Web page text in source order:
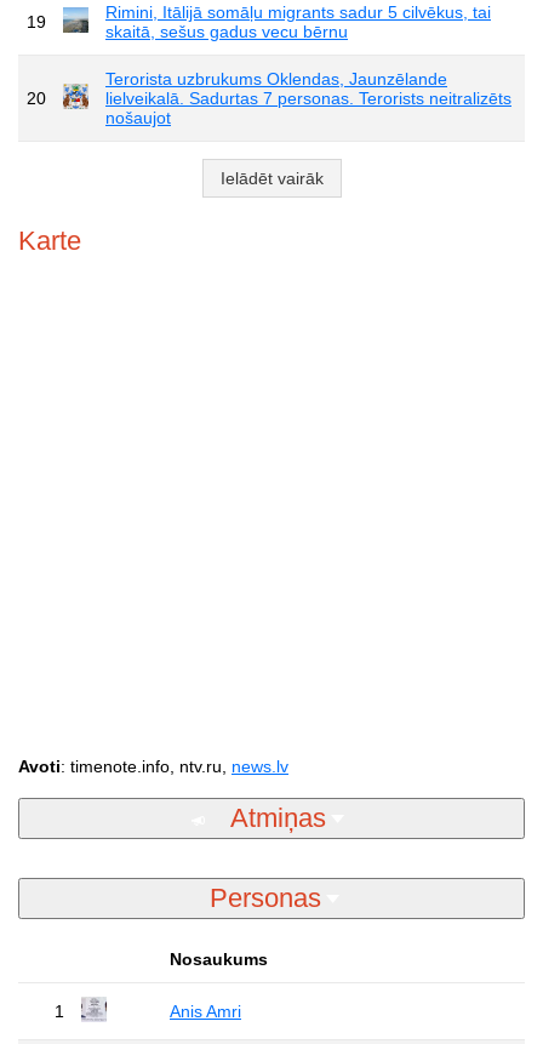
19
Rimini, Itālijā somāļu migrants sadur 5 cilvēkus, tai
skaitā, sešus gadus vecu bērnu
20
Terorista uzbrukums Oklendas, Jaunzēlande
lielveikalā. Sadurtas 7 personas. Terorists neitralizēts
nošaujot
Ielādēt vairāk
Karte
Avoti: timenote.info, ntv.ru, news.lv
Atmiņas
Personas
Nosaukums
1 Anis Amri